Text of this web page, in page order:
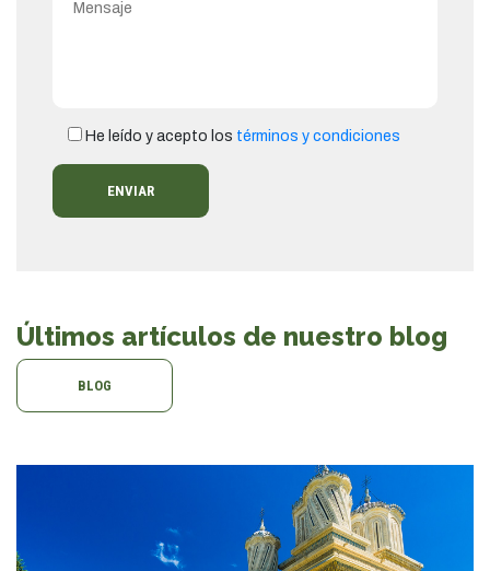
He leído y acepto los términos y condiciones
Últimos artículos de nuestro blog
BLOG